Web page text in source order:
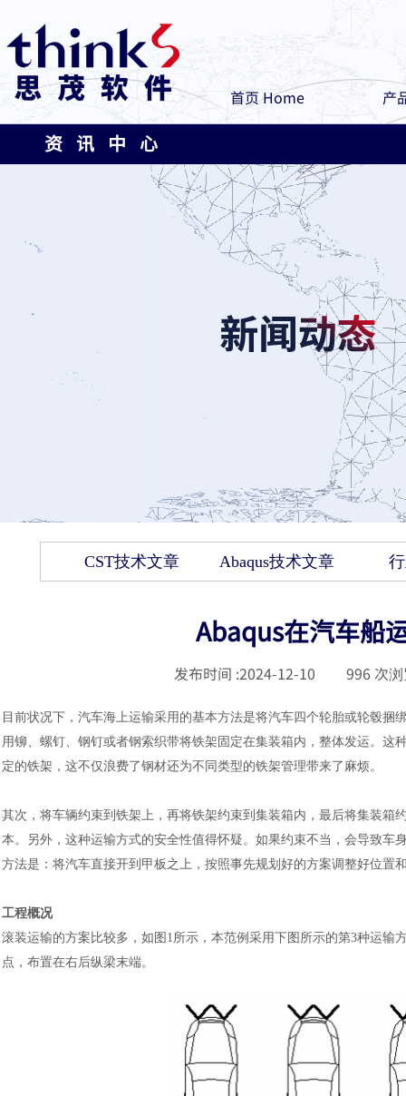
首页 Home 产
资 讯 中 心
CST技术文章 Abaqus技术文章
Abaqus在汽车船
发布时间 :2024-12-10 996 次
目前状况下，汽车海上运输采用的基本方法是将汽车四个轮胎或轮毂
用铆、螺钉、钢钉或者钢索织带将铁架固定在集装箱内，整体发运。
定的铁架，这不仅浪费了钢材还为不同类型的铁架管理带来了麻烦。
其次，将车辆约束到铁架上，再将铁架约束到集装箱内，最后将集装
本。另外，这种运输方式的安全性值得怀疑。如果约束不当，会导致
方法是：将汽车直接开到甲板之上，按照事先规划好的方案调整好位置
工程概况
滚装运输的方案比较多，如图 1所示，本范例采用下图所示的第3种运输
点，布置在右后纵梁末端。